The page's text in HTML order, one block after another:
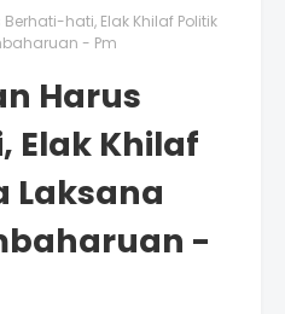
hati, Elak Khilaf Politik
- Pm
Harus
Elak Khilaf
Laksana
-